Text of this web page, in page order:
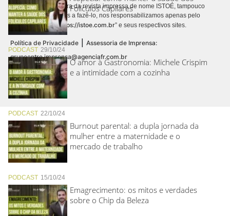
Folículos Capilares
PODCAST 29/10/24
O amor à Gastronomia: Michele Crispim
e a intimidade com a cozinha
PODCAST 22/10/24
Burnout parental: a dupla jornada da
mulher entre a maternidade e o
mercado de trabalho
PODCAST 15/10/24
Emagrecimento: os mitos e verdades
sobre o Chip da Beleza
contrato de assinatura da revista impressa de nome ISTOÉ, tampouco
autorizamos terceiros a fazê-lo, nos responsabilizamos apenas pelo
conteúdo digital “https://istoe.com.br” e seus respectivos sites.
Política de Privacidade | Assessoria de Imprensa:
grupoentre.imprensa@agenciafr.com.br